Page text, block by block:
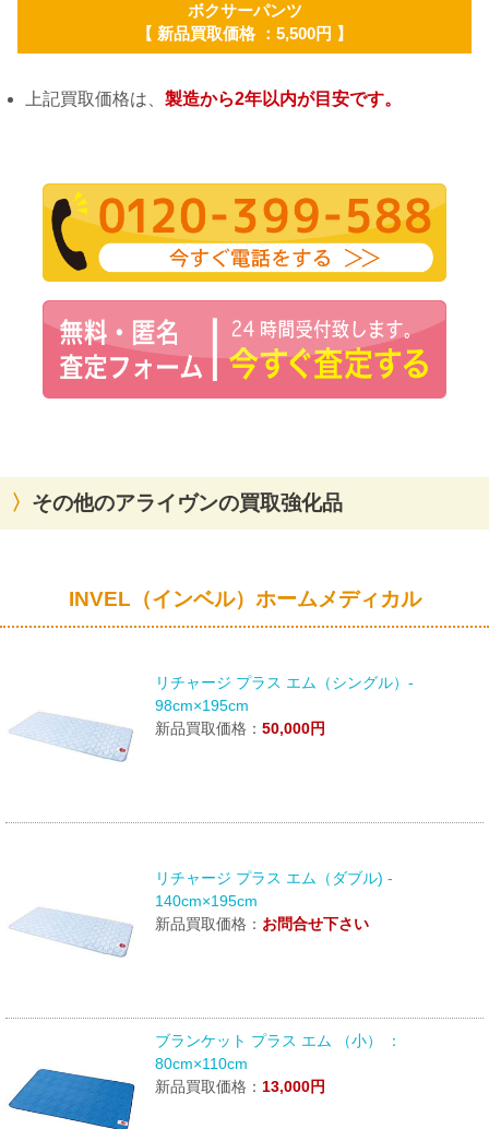
ボクサーパンツ
【 新品買取価格 ：5,500円 】
上記買取価格は、 製造から2年以内が目安です。
その他のアライヴンの買取強化品
INVEL（インベル）ホームメディカル
リチャージ プラス エム（シングル）-
98cm×195cm
新品買取価格：50,000円
リチャージ プラス エム（ダブル) -
140cm×195cm
新品買取価格： お問合せ下さい
ブランケット プラス エム （小） ：
80cm×110cm
新品買取価格：13,000円